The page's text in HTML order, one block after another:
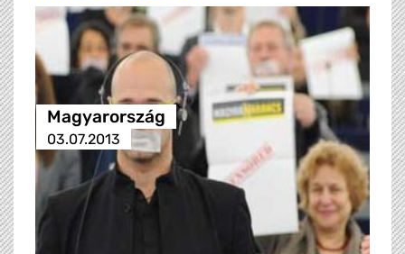
Magyarország
03.07.2013